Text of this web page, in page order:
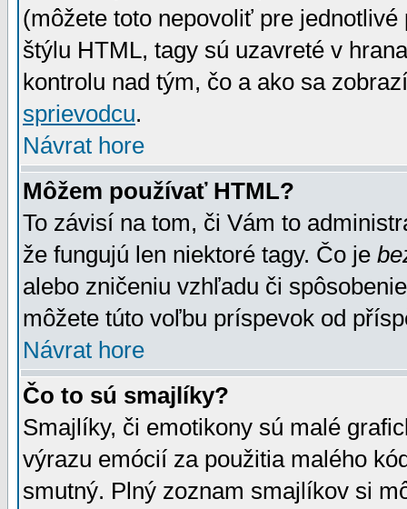
(môžete toto nepovoliť pre
štýlu HTML, tagy sú uzavreté v
kontrolu nad tým, čo a ako sa
sprievodcu.
Návrat hore
Môžem používať HTML?
To závisí na tom, či Vám to
že fungujú len niektoré tagy. Čo je
alebo zničeniu vzhľadu či
môžete túto voľbu príspevok od
Návrat hore
Čo to sú smajlíky?
Smajlíky, či emotikony sú malé
výrazu emócií za použitia malého
smutný. Plný zoznam smajlíkov si